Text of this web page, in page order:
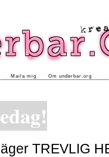
Maila mig Om underbar.org
TREVLIG